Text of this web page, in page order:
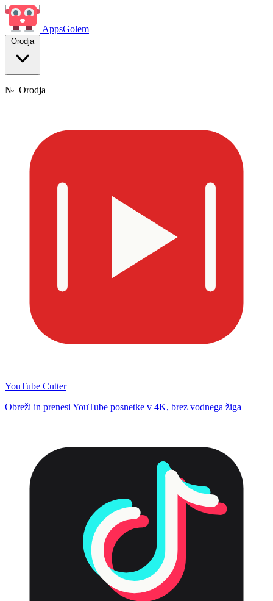
AppsGolem
Orodja
№ Orodja
YouTube Cutter
Obreži in prenesi YouTube posnetke v 4K, brez vodnega žiga